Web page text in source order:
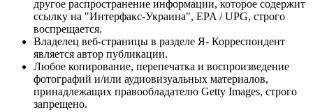
другое распространение информации, которое содержит
ссылку на "Интерфакс-Украина", EPA / UPG, строго
воспрещается.
Владелец веб-страницы в разделе Я- Корреспондент
является автор публикации.
Любое копирование, перепечатка и воспроизведение
фотографий и/или аудиовизуальных материалов,
принадлежащих правообладателю Getty Images, строго
запрещено.